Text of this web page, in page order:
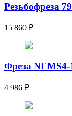
Резьбофреза
15 860 ₽
Фреза NFMS4-
4 986 ₽